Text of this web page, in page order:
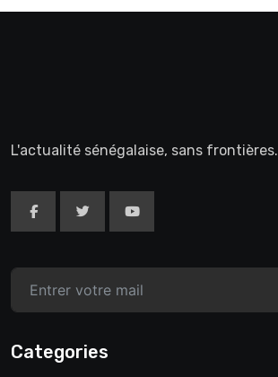
L'actualité sénégalaise, sans frontières.
Categories